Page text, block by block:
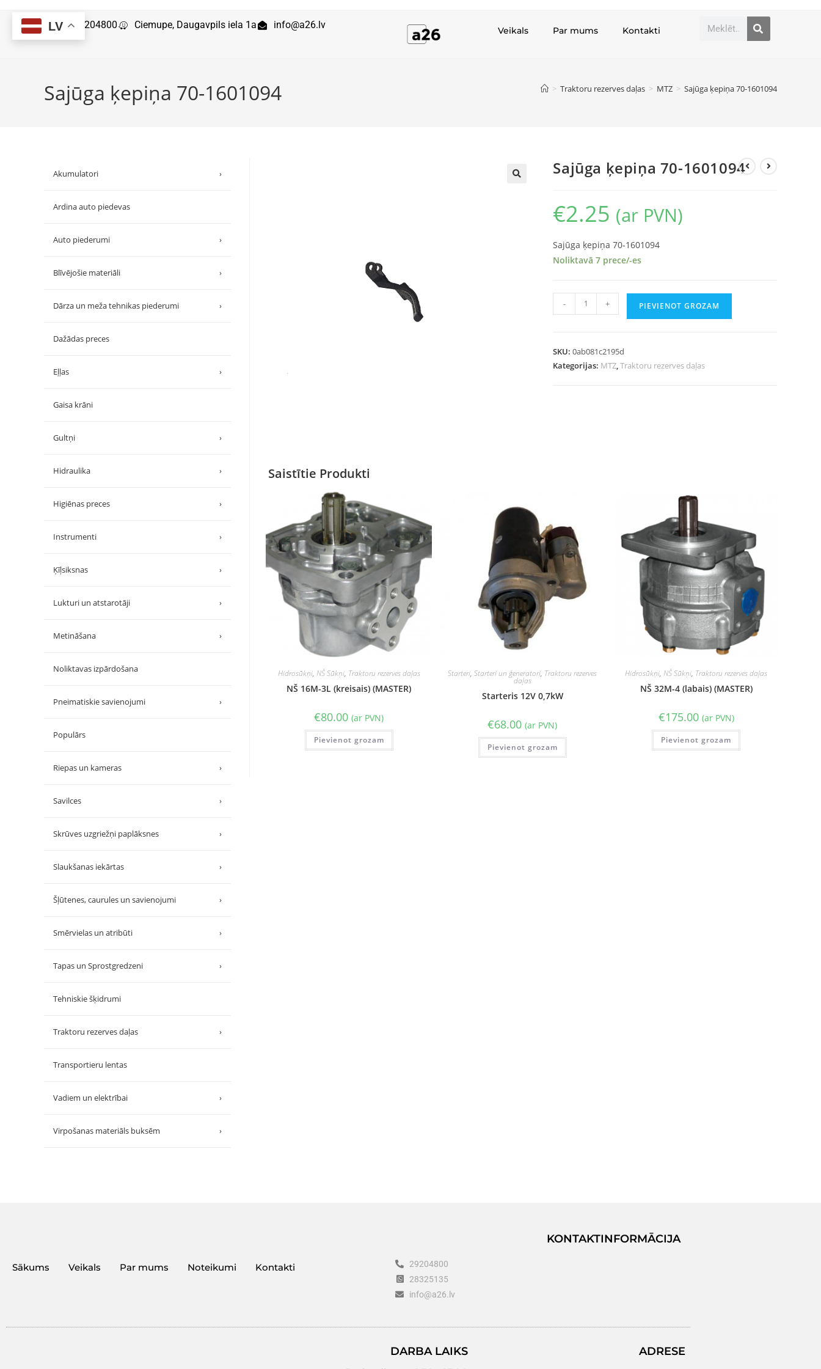
29204800 Ciemupe, Daugavpils iela 1a info@a26.lv Veikals Par mums Kontakti
Sajūga ķepiņa 70-1601094 > Traktoru rezerves daļas > MTZ > Sajūga ķepiņa 70-1601094
Sajūga ķepiņa 70-1601094
€2.25 (ar PVN)
Sajūga ķepiņa 70-1601094
Noliktavā 7 prece/-es
- + PIEVIENOT GROZAM
SKU:0ab081c2195d
Kategorijas: MTZ,Traktoru rezerves daļas
Saistītie Produkti
Hidrosūkņi, NŠ Sūkņi, Traktoru rezerves daļas
NŠ 16M-3L (kreisais) (MASTER)
€80.00 (ar PVN)
Pievienot grozam
Starteri,Starteri un ģeneratori, Traktoru rezerves
daļas
Starteris 12V 0,7kW
€68.00 (ar PVN)
Pievienot grozam
Hidrosūkņi,NŠ Sūkņi, Traktoru rezerves daļas
NŠ 32M-4 (labais) (MASTER)
€175.00 (ar PVN)
Pievienot grozam
Akumulatori ›
Ardina auto piedevas
Auto piederumi ›
Blīvējošie materiāli ›
Dārza un meža tehnikas piederumi ›
Dažādas preces
Eļļas ›
Gaisa krāni
Gultņi ›
Hidraulika ›
Higiēnas preces ›
Instrumenti ›
Ķīļsiksnas ›
Lukturi un atstarotāji ›
Metināšana ›
Noliktavas izpārdošana
Pneimatiskie savienojumi ›
Populārs
Riepas un kameras ›
Savilces ›
Skrūves uzgriežņi paplāksnes ›
Slaukšanas iekārtas ›
Šļūtenes, caurules un savienojumi ›
Smērvielas un atribūti ›
Tapas un Sprostgredzeni ›
Tehniskie šķidrumi
Traktoru rezerves daļas ›
Transportieru lentas
Vadiem un elektrībai ›
Virpošanas materiāls buksēm ›
Sākums Veikals Par mums Noteikumi Kontakti
KONTAKTINFORMĀCIJA
29204800
28325135
info@a26.lv
DARBA LAIKS ADRESE
LV